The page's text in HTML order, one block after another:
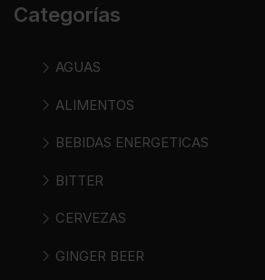
Categorías
AGUAS
ALIMENTOS
BEBIDAS ENERGETICAS
BITTER
CERVEZAS
GINGER BEER